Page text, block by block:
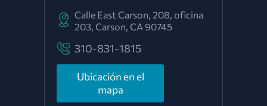
Calle East Carson, 208, oficina
203, Carson, CA 90745
310-831-1815
Ubicación en el
mapa